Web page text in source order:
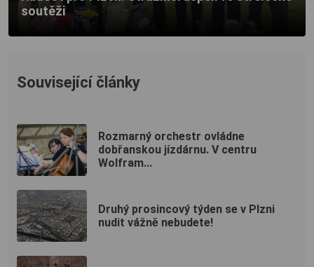
soutěži
Související články
Rozmarný orchestr ovládne
dobřanskou jízdárnu. V centru
Wolfram...
Druhý prosincový týden se v Plzni
nudit vážně nebudete!